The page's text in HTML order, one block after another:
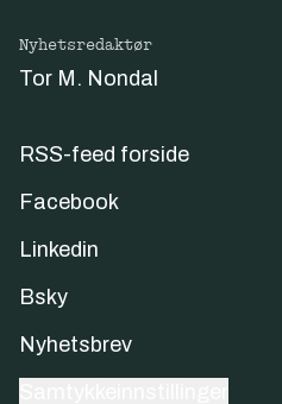
Nyhetsredaktør
Tor M. Nondal
RSS-feed forside
Facebook
Linkedin
Bsky
Nyhetsbrev